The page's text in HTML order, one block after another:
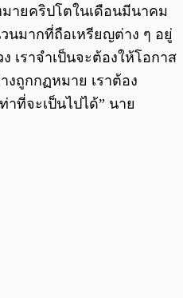
ายคริปโตในเดือนมีนาคม
มากที่ถือเหรียญต่าง ๆ อยู่
เราจำเป็นจะต้องให้โอกาส
งถูกกฏหมาย เราต้อง
าที่จะเป็นไปได้” นาย